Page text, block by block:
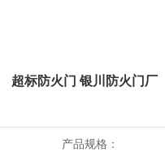
超标防火门 银川防火门厂
产品规格：